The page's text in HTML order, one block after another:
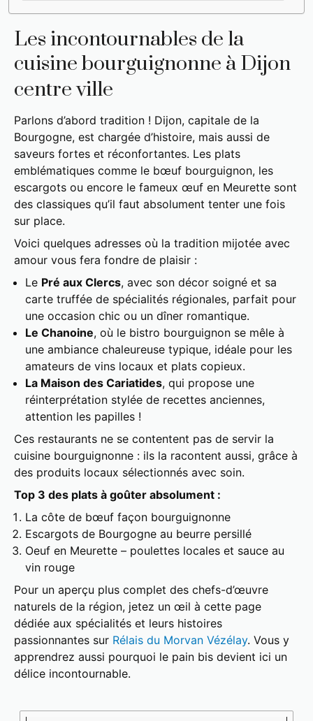
Les incontournables de la
cuisine bourguignonne à Dijon
centre ville
Parlons d’abord tradition ! Dijon, capitale de la
Bourgogne, est chargée d’histoire, mais aussi de
saveurs fortes et réconfortantes. Les plats
emblématiques comme le bœuf bourguignon, les
escargots ou encore le fameux œuf en Meurette sont
des classiques qu’il faut absolument tenter une fois
sur place.
Voici quelques adresses où la tradition mijotée avec
amour vous fera fondre de plaisir :
Le Pré aux Clercs, avec son décor soigné et sa
carte truffée de spécialités régionales, parfait pour
une occasion chic ou un dîner romantique.
Le Chanoine, où le bistro bourguignon se mêle à
une ambiance chaleureuse typique, idéale pour les
amateurs de vins locaux et plats copieux.
La Maison des Cariatides, qui propose une
réinterprétation stylée de recettes anciennes,
attention les papilles !
Ces restaurants ne se contentent pas de servir la
cuisine bourguignonne : ils la racontent aussi, grâce à
des produits locaux sélectionnés avec soin.
Top 3 des plats à goûter absolument :
La côte de bœuf façon bourguignonne
Escargots de Bourgogne au beurre persillé
Oeuf en Meurette – poulettes locales et sauce au
vin rouge
Pour un aperçu plus complet des chefs-d’œuvre
naturels de la région, jetez un œil à cette page
dédiée aux spécialités et leurs histoires
passionnantes sur Rélais du Morvan Vézélay. Vous y
apprendrez aussi pourquoi le pain bis devient ici un
délice incontournable.
Restaurant
Spécialités
Ambiance
Prix